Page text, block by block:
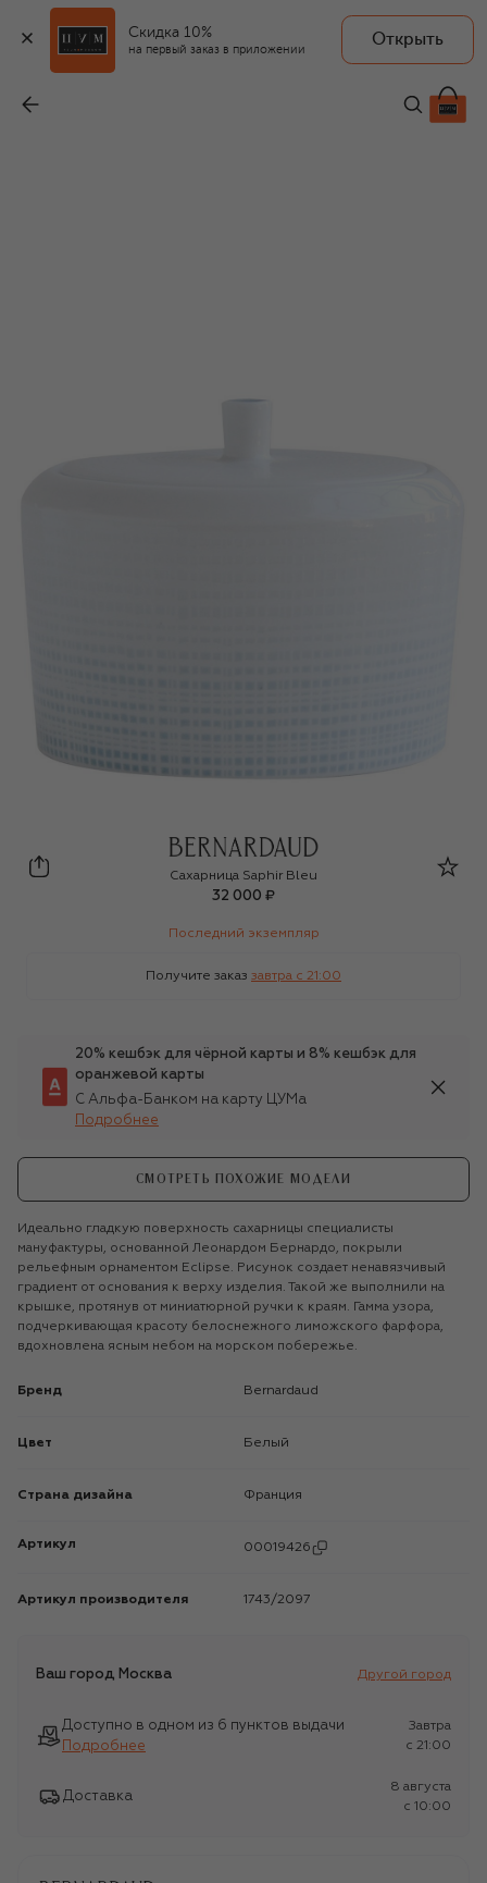
Скидка 10%
на первый заказ в приложении
Открыть
32 000 ₽
Bernardaud
Сахарница Saphir Bleu
32 000 ₽
Последний экземпляр
Получите заказ завтра c 21:00
20% кешбэк для чёрной карты и 8% кешбэк для
оранжевой карты
С Альфа-Банком на карту ЦУМа
Подробнее
СМОТРЕТЬ ПОХОЖИЕ МОДЕЛИ
Идеально гладкую поверхность сахарницы специалисты
мануфактуры, основанной Леонардом Бернардо, покрыли
рельефным орнаментом Eclipse. Рисунок создает ненавязчивый
градиент от основания к верху изделия. Такой же выполнили на
крышке, протянув от миниатюрной ручки к краям. Гамма узора,
подчеркивающая красоту белоснежного лиможского фарфора,
вдохновлена ясным небом на морском побережье.
Бренд Bernardaud
Цвет Белый
Страна дизайна Франция
Артикул 00019426
Артикул производителя 1743/2097
Ваш город Москва Другой город
Доступно в одном из 6 пунктов выдачи
Подробнее
Завтра
c 21:00
Доставка
8 августа
c 10:00